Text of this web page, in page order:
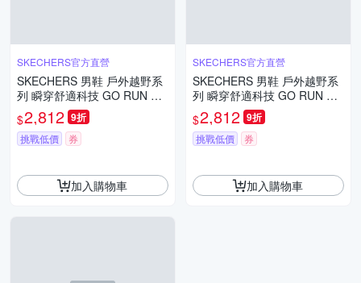
SKECHERS官方直營
SKECHERS 男鞋 戶外越野系
列 瞬穿舒適科技 GO RUN MA
X CUSHIONING ZIRRUS - 23
7815OFWT
$2,812 9折
挑戰低價 券
加入購物車
SKECHERS官方直營
SKECHERS 男鞋 戶外越野系
列 瞬穿舒適科技 GO RUN MA
X CUSHIONING ZIRRUS - 23
7815GRY
$2,812 9折
挑戰低價 券
加入購物車